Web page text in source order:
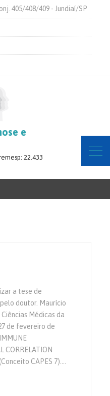
405/408/409 - Jundiaí/SP
e
22.433
a tese de
doutor. Maurício
Médicas da
de fevereiro de
CORRELATION
CAPES 7).…